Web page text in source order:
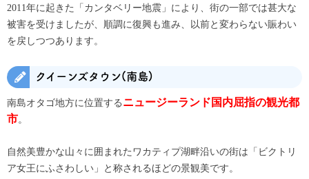
2011年に起きた「カンタベリー地震」により、街の一部では甚大な
被害を受けましたが、順調に復興も進み、以前と変わらない賑わい
を戻しつつあります。
クイーンズタウン(南島)
南島オタゴ地方に位置するニュージーランド国内屈指の観光都
市。
自然美豊かな山々に囲まれたワカティプ湖畔沿いの街は「ビクトリ
ア女王にふさわしい」と称されるほどの景観美です。